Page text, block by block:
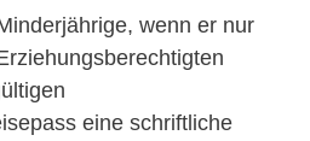
wenn er nur
eine schriftliche